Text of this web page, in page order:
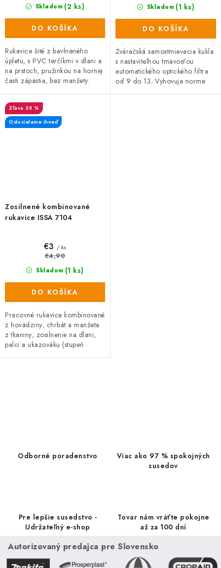
Skladom (2 ks)
DO KOŠÍKA
Rukavice šité z bavlneného
úpletu, s PVC terčíkmi v dlani a
na prstoch, pružinkou na hornej
časti zápästia, bez manžety.
Skladom (1 ks)
DO KOŠÍKA
Zváračská samostmievacia kukla
s nastaviteľnou tmavosťou
automatického optického filtra
od 9 do 13. Vyhovuje norme
Zosilnené kombinované
rukavice ISSA 7104
38 %
Odosielame ihneď
Skladom (1 ks)
€3 / ks
€4,90
DO KOŠÍKA
Pracovné rukavice kombinované
z hovädziny; chrbát a manžeta
z tkaniny; zosilnenie na dlani,
palci a ukazováku (stupeň
k
y
Odborné poradenstvo
Viac ako 97 % spokojných
susedov
Pre lepšie susedstvo -
Udržateľný e-shop
Tovar nám vráťte pokojne
až za 100 dní
Autorizovaný predajca pre Slovensko